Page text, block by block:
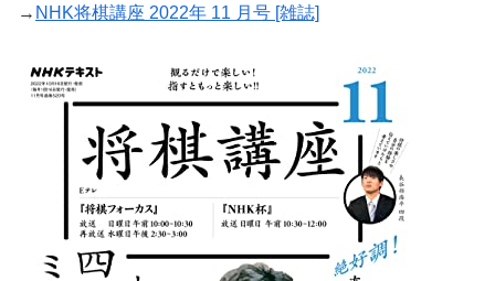
→ NHK将棋講座 2022年 11 月号 [雑誌]